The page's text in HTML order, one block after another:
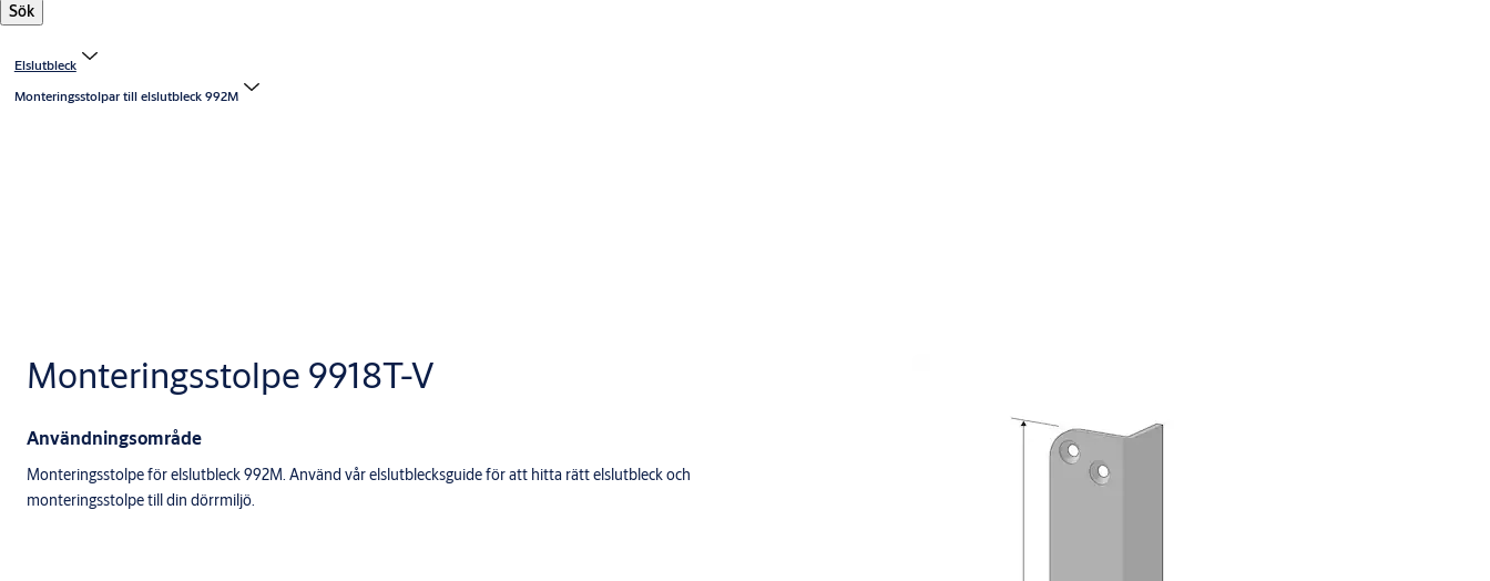
Sök
Elslutbleck
Monteringsstolpar till elslutbleck 992M
Monteringsstolpe 9918T-V
Användningsområde
Monteringsstolpe för elslutbleck 992M. Använd vår elslutblecksguide för att hitta rätt elslutbleck och
monteringsstolpe till din dörrmiljö.